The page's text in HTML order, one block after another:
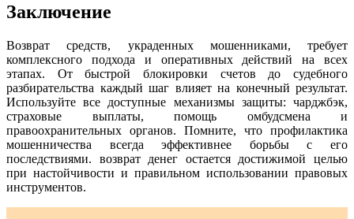
Заключение
Возврат средств, украденных мошенниками, требует
комплексного подхода и оперативных действий на всех
этапах. От быстрой блокировки счетов до судебного
разбирательства каждый шаг влияет на конечный результат.
Используйте все доступные механизмы защиты: чарджбэк,
страховые выплаты, помощь омбудсмена и
правоохранительных органов. Помните, что профилактика
мошенничества всегда эффективнее борьбы с его
последствиями. возврат денег остается достижимой целью
при настойчивости и правильном использовании правовых
инструментов.